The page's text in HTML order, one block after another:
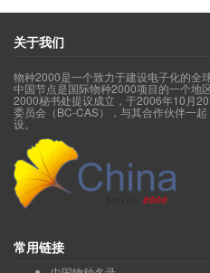
关于我们
物种2000是一个致力于建设电子化的全
中国节点是国际物种2000项目的一个地
2000秘书处提议成立，于2006年10月
委员会（BC-CAS），与其合作伙伴一
设。
常用链接